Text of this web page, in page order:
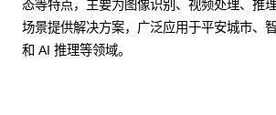
态等特点，主要为图像识别、视频处理、推
场景提供解决方案，广泛应用于平安城市、
和 AI 推理等领域。